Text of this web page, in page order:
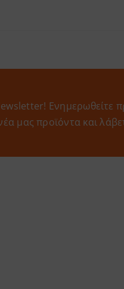
Eνημερωθείτε
μας προϊόντα και